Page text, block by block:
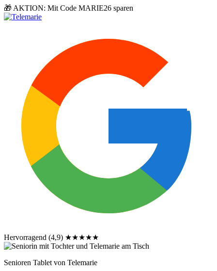
🎁 AKTION: Mit Code MARIE26 sparen
Hervorragend (4,9) ★★★★★
Senioren Tablet von Telemarie